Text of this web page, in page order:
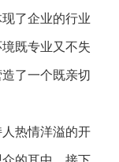
了企业的行业
既专业又不失
了一个既亲切
热情洋溢的开